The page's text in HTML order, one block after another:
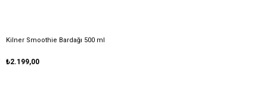
Kilner Smoothie Bardağı 500 ml
₺2.199,00